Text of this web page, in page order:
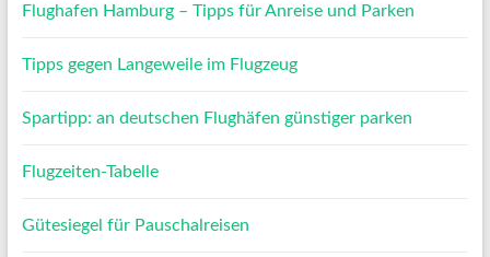
Flughafen Hamburg – Tipps für Anreise und Parken
Tipps gegen Langeweile im Flugzeug
Spartipp: an deutschen Flughäfen günstiger parken
Flugzeiten-Tabelle
Gütesiegel für Pauschalreisen